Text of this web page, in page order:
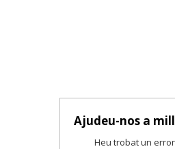
Ajudeu-nos a
Heu trobat un